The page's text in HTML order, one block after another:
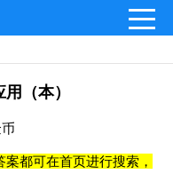
（本）
都可在首页进行搜索，